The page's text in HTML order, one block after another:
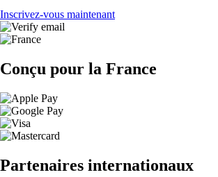
Inscrivez-vous maintenant
Conçu pour la France
Partenaires internationaux